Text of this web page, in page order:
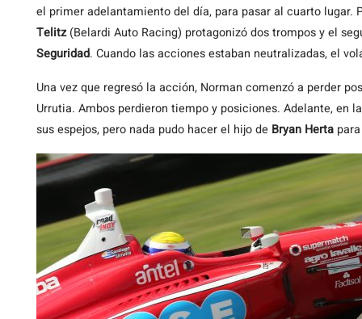
el primer adelantamiento del día, para pasar al cuarto lugar.
Telitz(Belardi Auto Racing) protagonizó dos trompos y el
Seguridad. Cuando las acciones estaban neutralizadas, el
Una vez que regresó la acción, Norman comenzó a perder
Urrutia. Ambos perdieron tiempo y posiciones. Adelante, en
sus espejos, pero nada pudo hacer el hijo de Bryan Herta